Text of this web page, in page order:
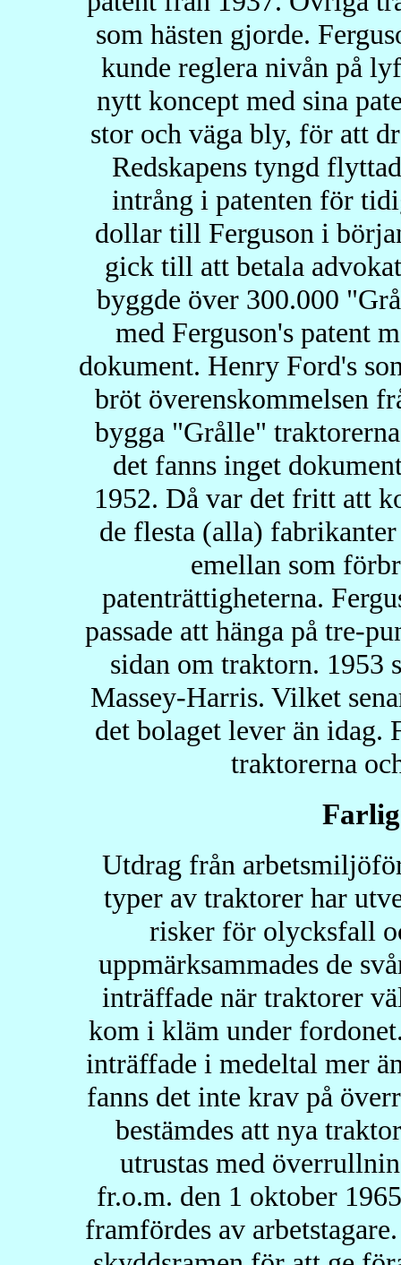
som hästen gjorde.
kunde reglera nivån på
nytt koncept med sina
stor och väga bly, för att
Redskapens tyngd
intrång i patenten för
dollar till Ferguson i
gick till att betala
byggde över 300.000
med Ferguson's patent
dokument. Henry Ford's
bröt överenskommelsen
bygga "Grålle"
det fanns inget
1952. Då var det fritt att
de flesta (alla)
emellan som
patenträttigheterna.
passade att hänga på tre-
sidan om traktorn. 1953
Massey-Harris. Vilket
det bolaget lever än idag.
traktorerna
Utdrag från
typer av traktorer har
risker för olycksfall
uppmärksammades de
inträffade när traktorer
kom i kläm under
inträffade i medeltal mer
fanns det inte krav på
bestämdes att nya
utrustas med
fr.o.m. den 1 oktober
framfördes av